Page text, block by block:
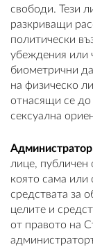
свободи. Тези
разкриващи
политически
убеждения или
биометрични
на физическо
отнасящи се до
сексуална
лице, публичен
която сама или
средствата за
целите и
от правото на